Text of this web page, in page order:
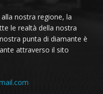
nostra regione, la
le realtà della nostra
punta di diamante è
attraverso il sito